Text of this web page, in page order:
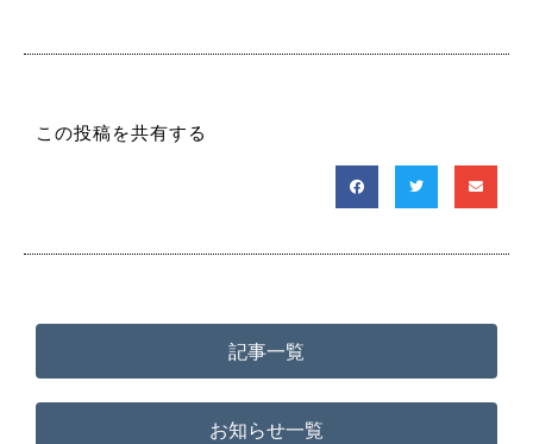
この投稿を共有する
記事一覧
お知らせ一覧